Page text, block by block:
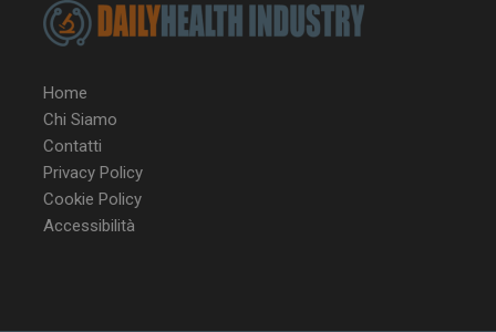
Home
Chi Siamo
Contatti
Privacy Policy
Cookie Policy
Accessibilità